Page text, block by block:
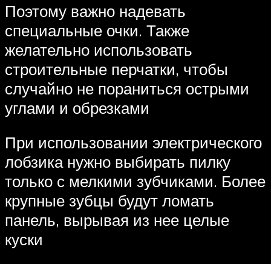
Поэтому важно надевать
специальные очки. Также
желательно использовать
строительные перчатки, чтобы
случайно не пораниться острыми
углами и обрезками
При использовании электрического
лобзика нужно выбирать пилку
только с мелкими зубчиками. Более
крупные зубцы будут ломать
панель, вырывая из нее целые
куски